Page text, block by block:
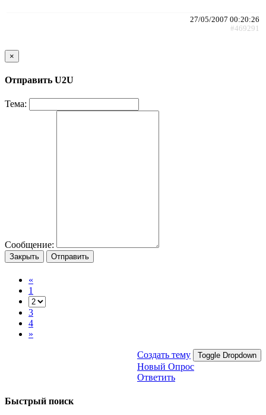
27/05/2007 00:20:26
#469291
×
Отправить U2U
Тема:
Сообщение:
Закрыть Отправить
«
1
3
4
»
Создать тему Toggle Dropdown
Новый Опрос
Ответить
Быстрый поиск